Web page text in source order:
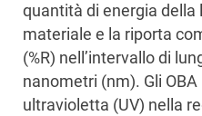
quantità di energia della
materiale e la riporta
(%R) nell’intervallo di
nanometri (nm). Gli OBA
ultravioletta (UV) nella